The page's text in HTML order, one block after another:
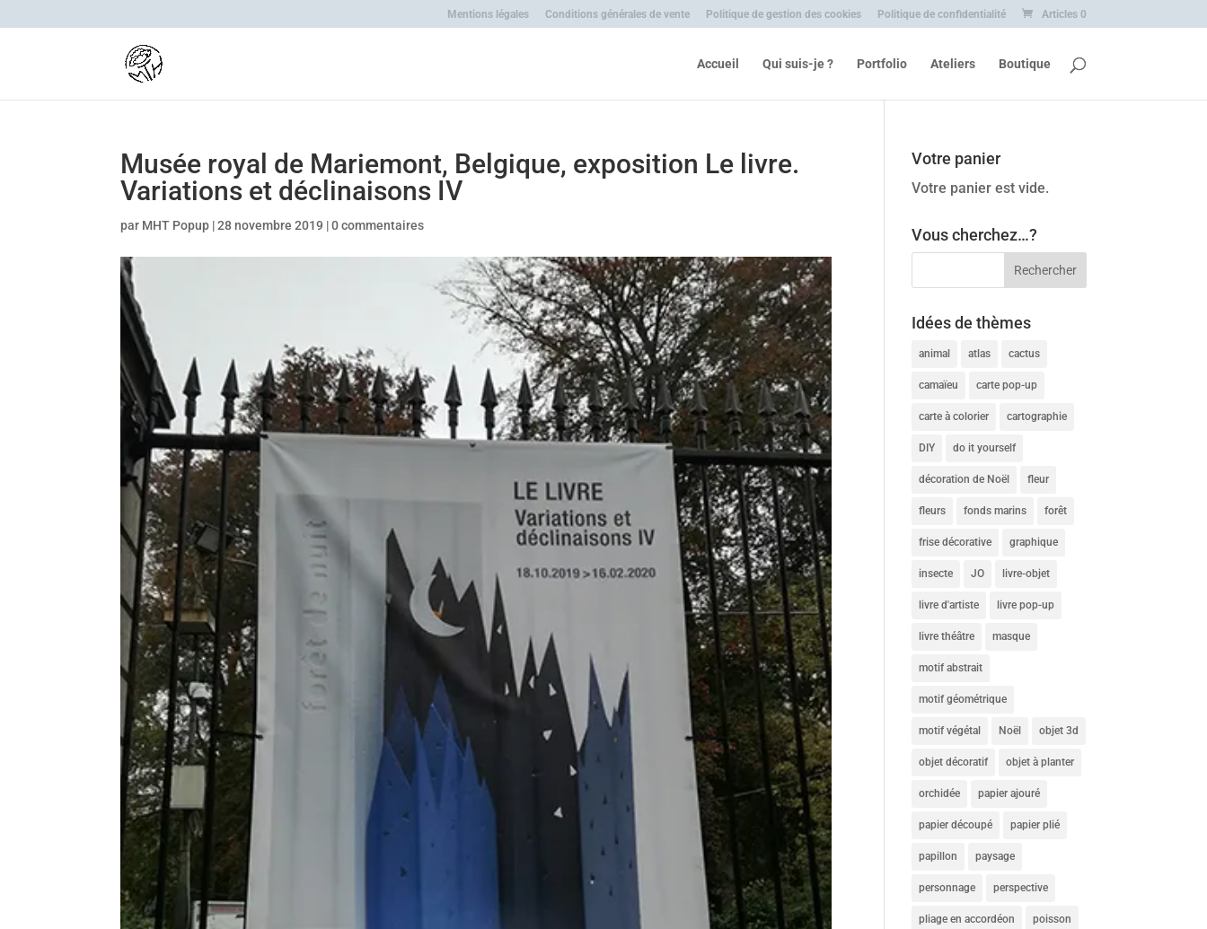
Mentions légales Conditions générales de vente Politique de gestion des cookies Politique de confidentialité Articles 0
Accueil Qui suis-je ? Portfolio Ateliers Boutique
Musée royal de Mariemont, Belgique, exposition Le livre.
Variations et déclinaisons IV
par MHT Popup |28 novembre 2019 |0 commentaires
Votre panier
Votre panier est vide.
Vous cherchez…?
Idées de thèmes
animal atlas cactus
camaïeu carte pop-up
carte à colorier cartographie
DIY do it yourself
décoration de Noël fleur
fleurs fonds marins forêt
frise décorative graphique
insecte JO livre-objet
livre d'artiste livre pop-up
livre théâtre masque
motif abstrait
motif géométrique
motif végétal Noël objet 3d
objet décoratif objet à planter
orchidée papier ajouré
papier découpé papier plié
papillon paysage
personnage perspective
pliage en accordéon poisson